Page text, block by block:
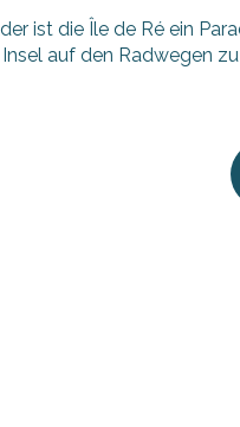
ist die Île de Ré ein
auf den Radwegen